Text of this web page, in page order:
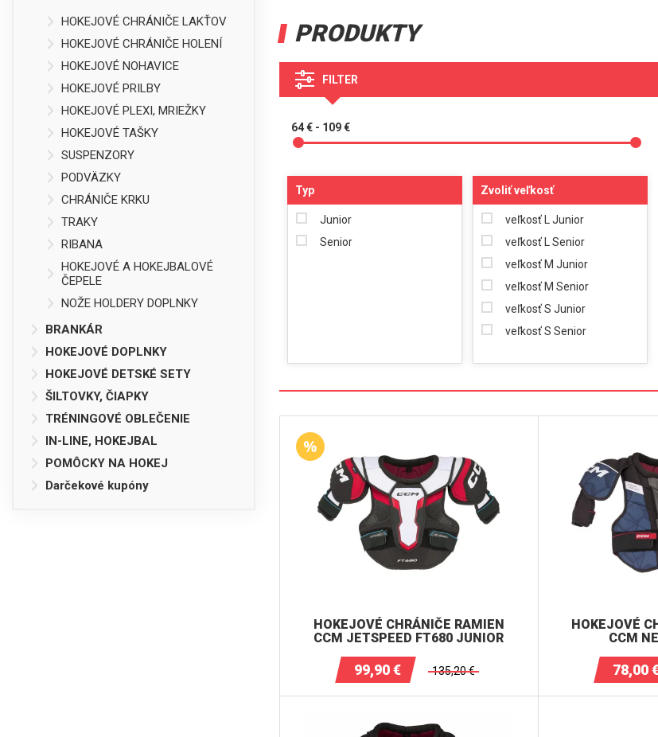
HOKEJOVÉ CHRÁNIČE LAKŤOV
HOKEJOVÉ CHRÁNIČE HOLENÍ
HOKEJOVÉ NOHAVICE
HOKEJOVÉ PRILBY
HOKEJOVÉ PLEXI, MRIEŽKY
HOKEJOVÉ TAŠKY
SUSPENZORY
PODVÄZKY
CHRÁNIČE KRKU
TRAKY
RIBANA
HOKEJOVÉ A HOKEJBALOVÉ
ČEPELE
NOŽE HOLDERY DOPLNKY
BRANKÁR
HOKEJOVÉ DOPLNKY
HOKEJOVÉ DETSKÉ SETY
ŠILTOVKY, ČIAPKY
TRÉNINGOVÉ OBLEČENIE
IN-LINE, HOKEJBAL
POMÔCKY NA HOKEJ
Darčekové kupóny
PRODUKTY
FILTER
64 € - 109 €
Typ
Junior
Senior
Zvoliť veľkosť
veľkosť L Junior
veľkosť L Senior
veľkosť M Junior
veľkosť M Senior
veľkosť S Junior
veľkosť S Senior
HOKEJOVÉ CHRÁNIČE RAMIEN
CCM JETSPEED FT680 JUNIOR
99,90€ 135,20€
HOKEJOVÉ
CCM
78,00